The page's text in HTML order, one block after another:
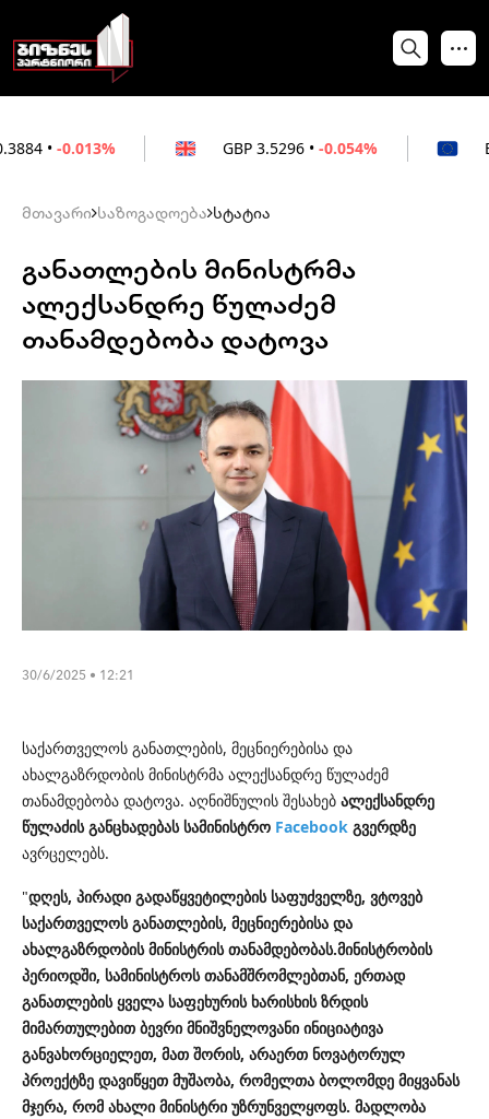
3.5296 • -0.054% 3.0264 •
მთავარი საზოგადოება სტატია
განათლების მინისტრმა
ალექსანდრე წულაძემ
თანამდებობა დატოვა
30/6/2025 • 12:21
საქართველოს განათლების, მეცნიერებისა და
ახალგაზრდობის მინისტრმა ალექსანდრე წულაძემ
თანამდებობა დატოვა. აღნიშნულის შესახებ ალექსანდრე
წულაძის განცხადებას სამინისტრო Facebook გვერდზე
ავრცელებს.
"დღეს, პირადი გადაწყვეტილების საფუძველზე, ვტოვებ
საქართველოს განათლების, მეცნიერებისა და
ახალგაზრდობის მინისტრის თანამდებობას.მინისტრობის
პერიოდში, სამინისტროს თანამშრომლებთან, ერთად
განათლების ყველა საფეხურის ხარისხის ზრდის
მიმართულებით ბევრი მნიშვნელოვანი ინიციატივა
განვახორციელეთ, მათ შორის, არაერთ ნოვატორულ
პროექტზე დავიწყეთ მუშაობა, რომელთა ბოლომდე მიყვანას
მჯერა, რომ ახალი მინისტრი უზრუნველყოფს. მადლობა